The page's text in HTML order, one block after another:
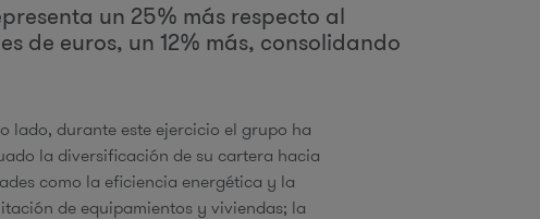
s
u
e
un 25% más respecto al
de euros, un 12% más, consolidando
lado, durante este ejercicio el grupo ha
la diversificación de su cartera hacia
como la eficiencia energética y la
de equipamientos y viviendas; la